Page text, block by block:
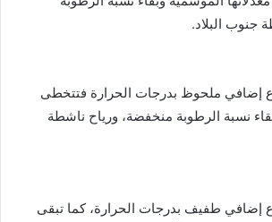
جنوب البلاد.
إضافي ملحوظ بدرجات الحرارة فتتخطى
نسبة الرطوبة منخفضة، ورياح ناشطة
إضافي طفيف بدرجات الحرارة، كما تبقى